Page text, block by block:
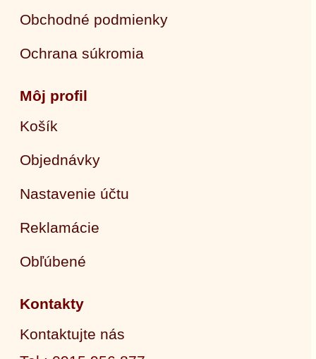
Obchodné podmienky
Ochrana súkromia
Môj profil
Košík
Objednávky
Nastavenie účtu
Reklamácie
Obľúbené
Kontakty
Kontaktujte nás